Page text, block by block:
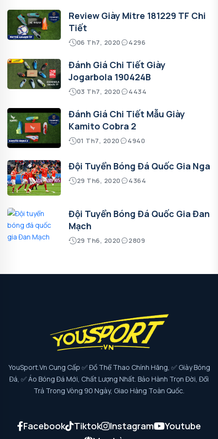
Review Giày Mitre 181229 TF Chi
Tiết
06 Th7, 2020 4296
Đánh Giá Chi Tiết Giày
Jogarbola 190424B
03 Th7, 2020 4434
Đánh Giá Chi Tiết Mẫu Giày
Kamito Cobra 2
01 Th7, 2020 4940
Đội Tuyển Bóng Đá Quốc Gia Nga
29 Th6, 2020 4364
Đội Tuyển Bóng Đá Quốc Gia Đan
Mạch
29 Th6, 2020 2809
YouSport.vn Cung Cấp ✅ Đồ Thể Thao Chính Hãng, ✅ Giày Bóng
Đá, ✅ Áo Bóng Đá Mới, Chất Lượng Nhất. Bảo Hành Trọn Đời, Đổi
Trả Trong Vòng 90 Ngày, Giao Hàng Toàn Quốc.
Facebook Tiktok Instagram
Youtube